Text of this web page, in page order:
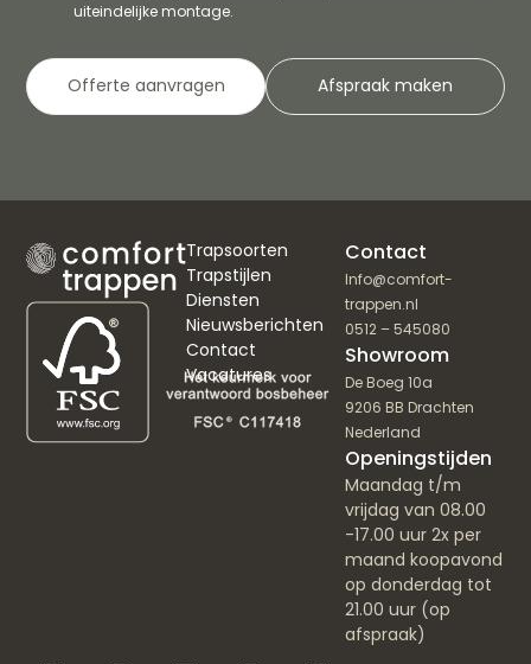
uiteindelijke montage.
Offerte aanvragen Afspraak maken
Trapsoorten
Trapstijlen
Diensten
Nieuwsberichten
Contact
Vacatures
Contact
Info@comfort-
trappen.nl
0512 – 545080
Showroom
De Boeg 10a
9206 BB Drachten
Nederland
Openingstijden
Maandag t/m
vrijdag van 08.00
-17.00 uur 2x per
maand koopavond
op donderdag tot
21.00 uur (op
afspraak)